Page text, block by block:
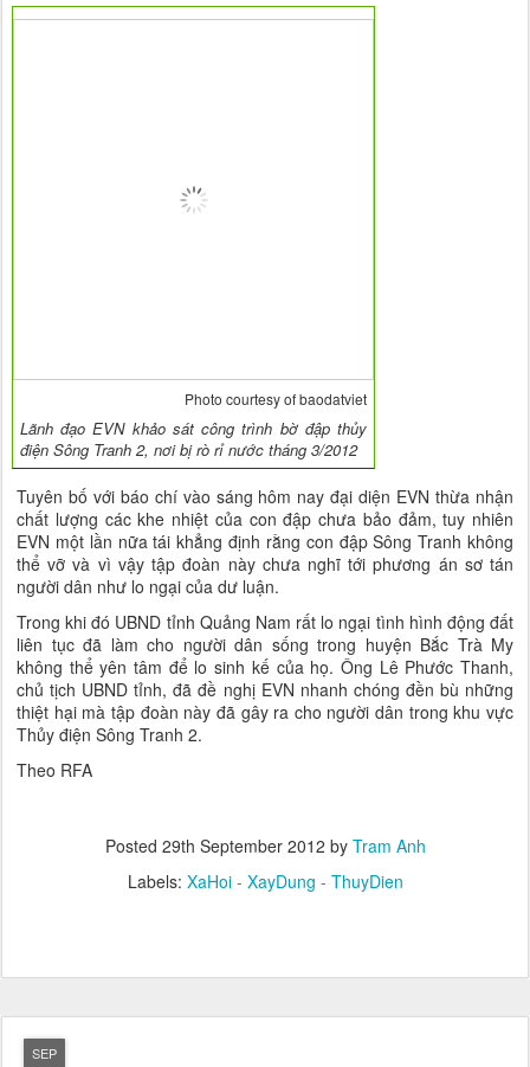
Photo courtesy of baodatviet
Lãnh đạo EVN khảo sát công trình bờ đập thủy
điện Sông Tranh 2, nơi bị rò rỉ nước tháng 3/2012
Tuyên bố với báo chí vào sáng hôm nay đại diện EVN thừa nhận
chất lượng các khe nhiệt của con đập chưa bảo đảm, tuy nhiên
EVN một lần nữa tái khẳng định rằng con đập Sông Tranh không
thể vỡ và vì vậy tập đoàn này chưa nghĩ tới phương án sơ tán
người dân như lo ngại của dư luận.
Trong khi đó UBND tỉnh Quảng Nam rất lo ngại tình hình động đất
liên tục đã làm cho người dân sống trong huyện Bắc Trà My
không thể yên tâm để lo sinh kế của họ. Ông Lê Phước Thanh,
chủ tịch UBND tỉnh, đã đề nghị EVN nhanh chóng đền bù những
thiệt hại mà tập đoàn này đã gây ra cho người dân trong khu vực
Thủy điện Sông Tranh 2.
Theo RFA
Posted 29th September 2012 by Tram Anh
Labels: XaHoi - XayDung - ThuyDien
SEP